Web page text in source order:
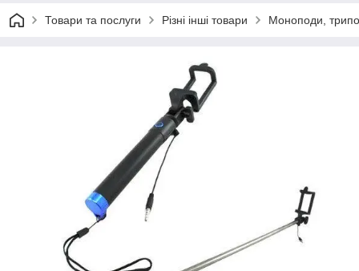
Товари та послуги Різні інші товари Моноподи,